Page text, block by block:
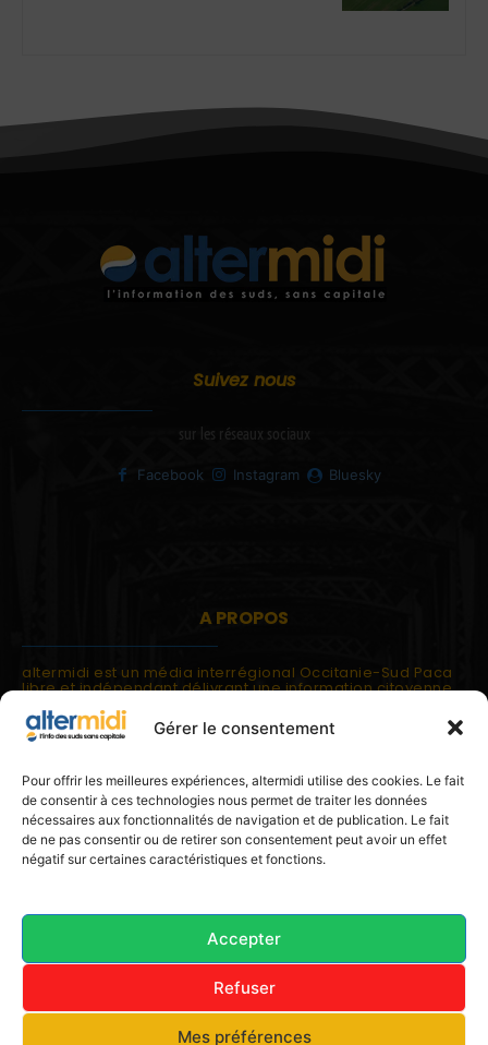
Gérer le consentement
Pour offrir les meilleures expériences, altermidi utilise des cookies. Le fait
de consentir à ces technologies nous permet de traiter les données
nécessaires aux fonctionnalités de navigation et de publication. Le fait
de ne pas consentir ou de retirer son consentement peut avoir un effet
négatif sur certaines caractéristiques et fonctions.
Accepter
Refuser
Mes préférences
Suivez nous
sur les réseaux sociaux
Facebook Instagram Bluesky
A PROPOS
altermidi est un média interrégional Occitanie-Sud Paca
libre et indépendant délivrant une information citoyenne
altermidi est ouvert sur les suds, la méditerranée,
l'europe.
altermidi aborde des thématiques globales évaluées à
partir des constats de terrain ou d'analyses à l'échelon
local.
altermidi c'est l'information capitale, sans capitale.
© 2025 altermidi.org - Les amis d'altermidi